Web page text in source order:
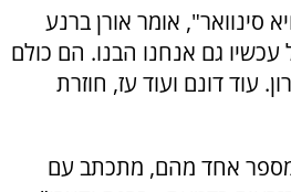
סינוואר", אומר אורן ברנע
גם אנחנו הבנו. הם כולם
עוד דונם ועוד עז, חוזרת
מספר אחד מהם, מתכתב עם